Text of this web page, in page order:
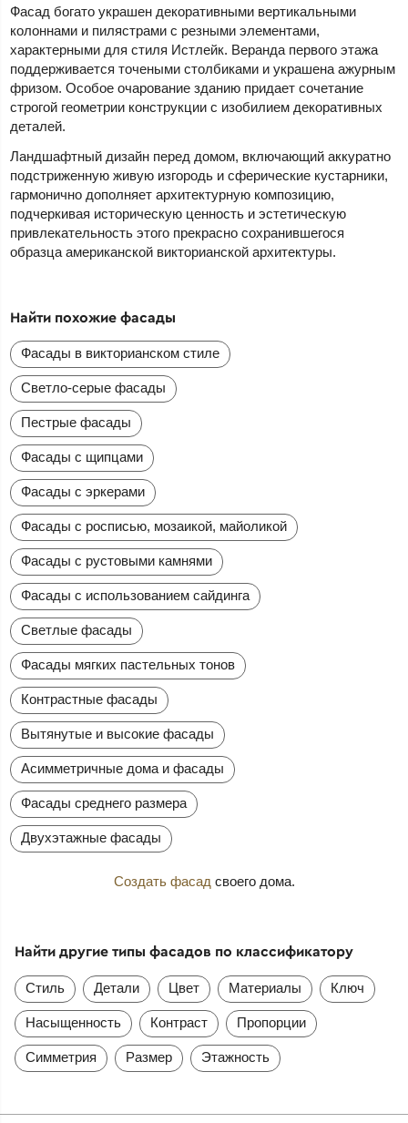
Фасад богато украшен декоративными вертикальными
колоннами и пилястрами с резными элементами,
характерными для стиля Истлейк. Веранда первого этажа
поддерживается точеными столбиками и украшена ажурным
фризом. Особое очарование зданию придает сочетание
строгой геометрии конструкции с изобилием декоративных
деталей.
Ландшафтный дизайн перед домом, включающий аккуратно
подстриженную живую изгородь и сферические кустарники,
гармонично дополняет архитектурную композицию,
подчеркивая историческую ценность и эстетическую
привлекательность этого прекрасно сохранившегося
образца американской викторианской архитектуры.
Найти похожие фасады
Фасады в викторианском стиле
Светло-серые фасады
Пестрые фасады
Фасады с щипцами
Фасады с эркерами
Фасады с росписью, мозаикой, майоликой
Фасады с рустовыми камнями
Фасады с использованием сайдинга
Светлые фасады
Фасады мягких пастельных тонов
Контрастные фасады
Вытянутые и высокие фасады
Асимметричные дома и фасады
Фасады среднего размера
Двухэтажные фасады
Создать фасад своего дома.
Найти другие типы фасадов по классификатору
Стиль Детали Цвет Материалы Ключ
Насыщенность Контраст Пропорции
Симметрия Размер Этажность